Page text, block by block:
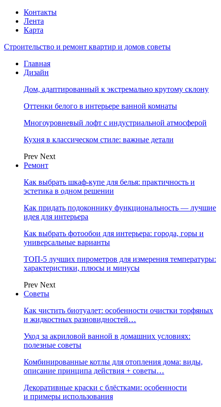
Контакты
Лента
Карта
Строительство и ремонт квартир и домов советы
Главная
Дизайн
Дом, адаптированный к экстремально крутому склону
Оттенки белого в интерьере ванной комнаты
Многоуровневый лофт с индустриальной атмосферой
Кухня в классическом стиле: важные детали
Prev Next
Ремонт
Как выбрать шкаф-купе для белья: практичность и
эстетика в одном решении
Как придать подоконнику функциональность — лучшие
идея для интерьера
Как выбрать фотообои для интерьера: города, горы и
универсальные варианты
ТОП-5 лучших пирометров для измерения температуры:
характеристики, плюсы и минусы
Prev Next
Советы
Как чистить биотуалет: особенности очистки торфяных
и жидкостных разновидностей…
Уход за акриловой ванной в домашних условиях:
полезные советы
Комбинированные котлы для отопления дома: виды,
описание принципа действия + советы…
Декоративные краски с блёстками: особенности
и примеры использования